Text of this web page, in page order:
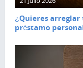
¿Quieres arreglar
préstamo